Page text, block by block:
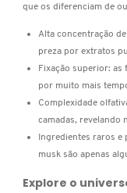
JULIETTE HAS A
KAYALI
KENZO
KÉRASTASE
que os diferenciam de
Alta concentração
preza por extratos
Fixação superior: as
por muito mais
Complexidade
camadas, revelando
Ingredientes raros e
musk são apenas
Explore o